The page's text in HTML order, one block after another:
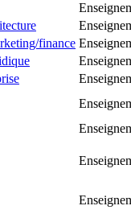
finance